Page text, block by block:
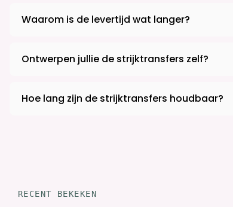
Waarom is de levertijd wat langer?
Ontwerpen jullie de strijktransfers zelf?
Hoe lang zijn de strijktransfers houdbaar?
RECENT BEKEKEN